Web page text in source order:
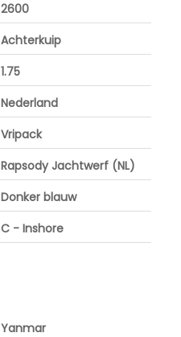
2600
Achterkuip
1.75
Nederland
Vripack
Rapsody Jachtwerf (NL)
Donker blauw
C - Inshore
Yanmar